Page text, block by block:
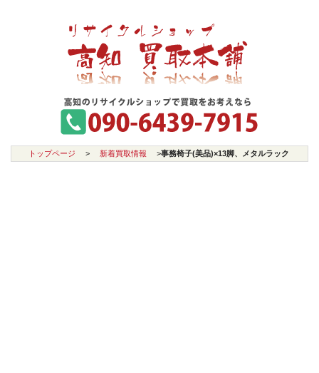
トップページ > 新着買取情報 >事務椅子(美品)×13脚、メタルラック